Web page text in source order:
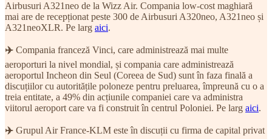
Airbusuri A321neo de la Wizz Air. Compania low-cost maghiară
mai are de recepționat peste 300 de Airbusuri A320neo, A321neo și
A321neoXLR. Pe larg aici.
✈️ Compania franceză Vinci, care administrează mai multe
aeroporturi la nivel mondial, și compania care administrează
aeroportul Incheon din Seul (Coreea de Sud) sunt în faza finală a
discuțiilor cu autoritățile poloneze pentru preluarea, împreună cu o a
treia entitate, a 49% din acțiunile companiei care va administra
viitorul aeroport care va fi construit în centrul Poloniei. Pe larg aici.
✈️ Grupul Air France-KLM este în discuții cu firma de capital privat